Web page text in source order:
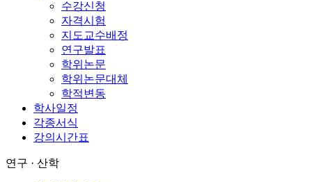
수강신청
자격시험
지도교수배정
연구발표
학위논문
학위논문대체
학적변동
학사일정
각종서식
강의시간표
연구 · 산학